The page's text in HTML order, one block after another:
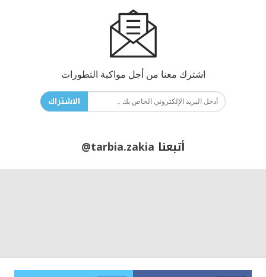
اشترك معنا من أجل مواكبة التطورات
الاشتراك
أتبعنا @tarbia.zakia